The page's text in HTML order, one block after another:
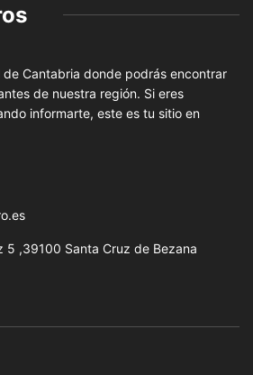
de Cantabria donde podrás encontrar
de nuestra región. Si eres
informarte, este es tu sitio en
5 ,39100 Santa Cruz de Bezana